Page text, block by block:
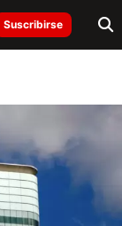
Suscribirse